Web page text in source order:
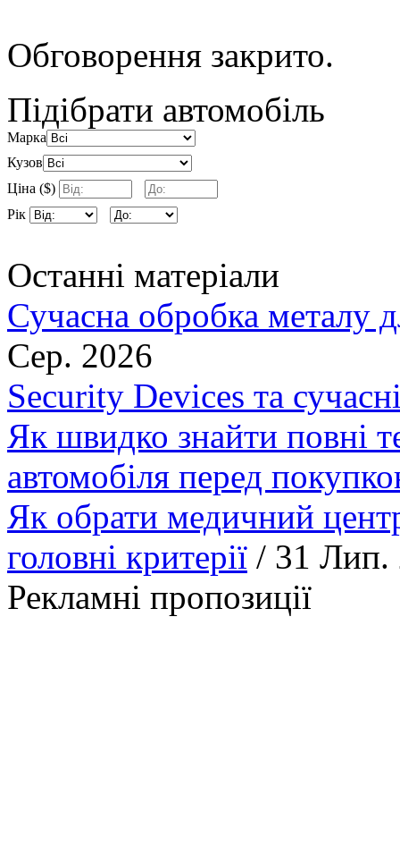
Обговорення закрито.
Підібрати автомобіль
Марка
Кузов
Ціна ($)
Рік
Останні матеріали
Сучасна обробка металу
Сер. 2026
Security Devices та
Як швидко знайти повні
автомобіля перед
Як обрати медичний
головні критерії / 31 Лип.
Рекламні пропозиції